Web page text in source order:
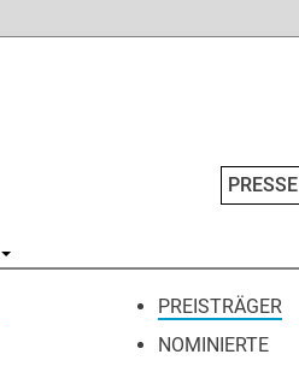
PRESSE
PREISTRÄGER
NOMINIERTE